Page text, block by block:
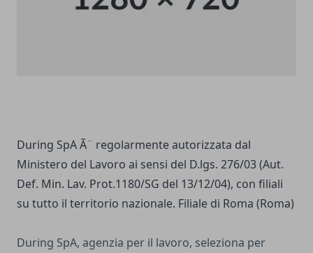
During SpA Ã¨ regolarmente autorizzata dal
Ministero del Lavoro ai sensi del D.lgs. 276/03 (Aut.
Def. Min. Lav. Prot.1180/SG del 13/12/04), con filiali
su tutto il territorio nazionale. Filiale di Roma (Roma)
During SpA, agenzia per il lavoro, seleziona per